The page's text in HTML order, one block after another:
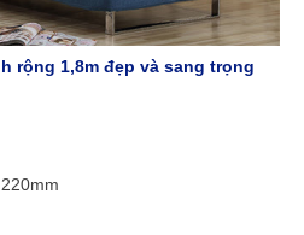
rộng 1,8m đẹp và sang trọng